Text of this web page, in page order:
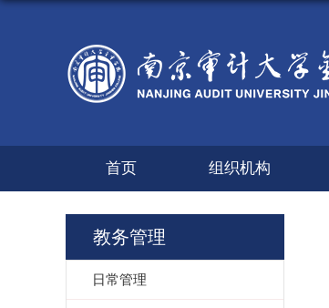
首页 组织机构
教务管理
日常管理